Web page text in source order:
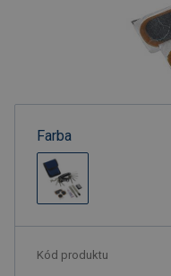
Farba
Kód produktu